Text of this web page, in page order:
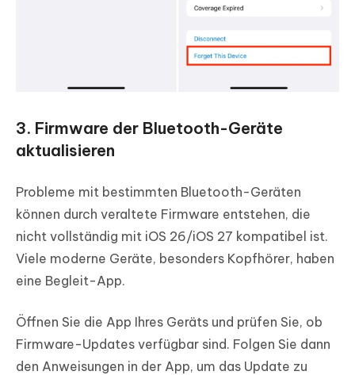
3. Firmware der Bluetooth-Geräte
aktualisieren
Probleme mit bestimmten Bluetooth-Geräten
können durch veraltete Firmware entstehen, die
nicht vollständig mit iOS 26/iOS 27 kompatibel ist.
Viele moderne Geräte, besonders Kopfhörer, haben
eine Begleit-App.
Öffnen Sie die App Ihres Geräts und prüfen Sie, ob
Firmware-Updates verfügbar sind. Folgen Sie dann
den Anweisungen in der App, um das Update zu